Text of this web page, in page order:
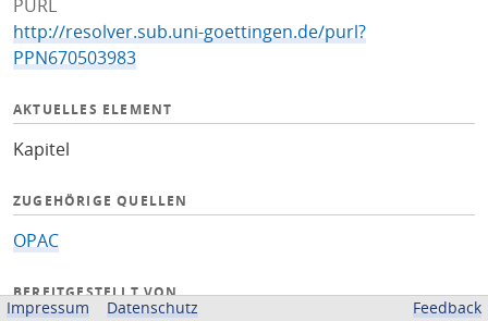
PURL
http://resolver.sub.uni-goettingen.de/purl?
PPN670503983
AKTUELLES ELEMENT
Kapitel
ZUGEHÖRIGE QUELLEN
OPAC
BEREITGESTELLT VON
Impressum Datenschutz Feedback